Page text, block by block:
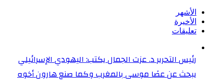
الأشهر
الأخيرة
تعليقات
رئيس التحرير د. عزت الجمال يكتب: اليهودي الإسرائيلي
يبحث عن عصًا موسى بالمغرب وكما صنع هارون أخوه